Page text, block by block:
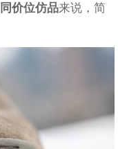
同价位仿品来说，简